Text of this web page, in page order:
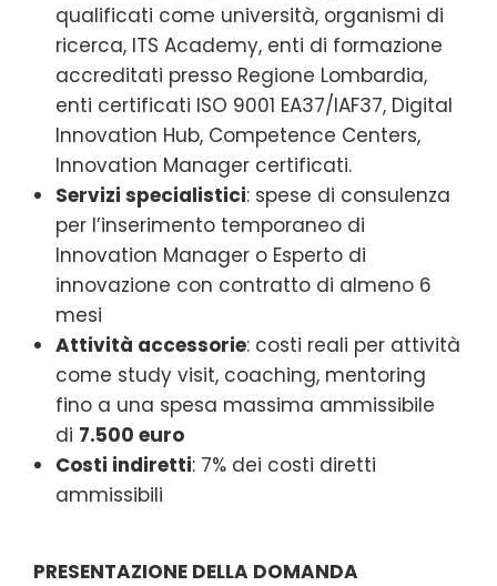
qualificati come università, organismi di
ricerca, ITS Academy, enti di formazione
accreditati presso Regione Lombardia,
enti certificati ISO 9001 EA37/IAF37, Digital
Innovation Hub, Competence Centers,
Innovation Manager certificati.
Servizi specialistici: spese di consulenza
per l’inserimento temporaneo di
Innovation Manager o Esperto di
innovazione con contratto di almeno 6
mesi
Attività accessorie: costi reali per attività
come study visit, coaching, mentoring
fino a una spesa massima ammissibile
di 7.500 euro
Costi indiretti: 7% dei costi diretti
ammissibili
PRESENTAZIONE DELLA DOMANDA